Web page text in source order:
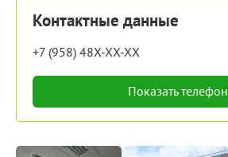
Контактные данные
+7 (958) 48X-XX-XX
Показать телефон